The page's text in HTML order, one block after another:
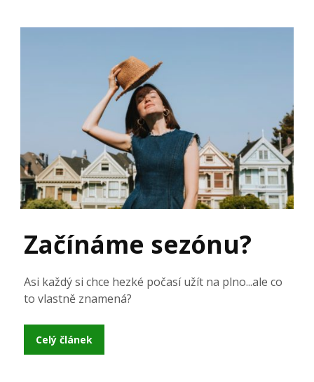
Začínáme sezónu?
Asi každý si chce hezké počasí užít na plno...ale co
to vlastně znamená?
Celý článek